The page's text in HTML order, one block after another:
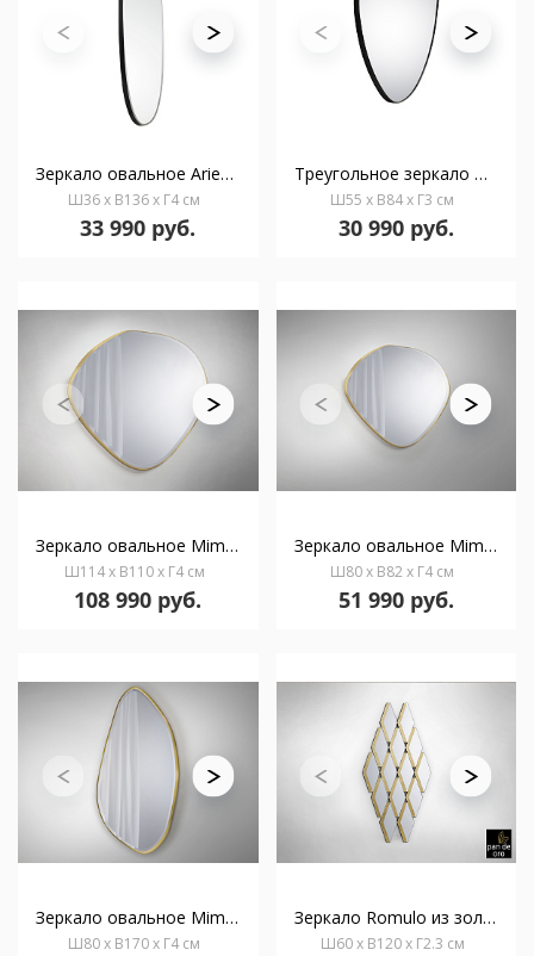
Зеркало овальное Aries 136X36 черное
Ш36 x В136 x Г4 см
33 990 руб.
Треугольное зеркало Orio 84X55 черное
Ш55 x В84 x Г3 см
30 990 руб.
Зеркало овальное Mimo 114X110 золотое
Ш114 x В110 x Г4 см
108 990 руб.
Зеркало овальное Mimo 80X80 золотое
Ш80 x В82 x Г4 см
51 990 руб.
Зеркало овальное Mimo 80X170 золотое
Ш80 x В170 x Г4 см
Зеркало Romulo из золотистых пластин
Ш60 x В120 x Г2.3 см